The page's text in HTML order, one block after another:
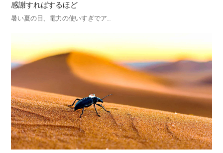
感謝すればするほど
暑い夏の日、電力の使いすぎでア…